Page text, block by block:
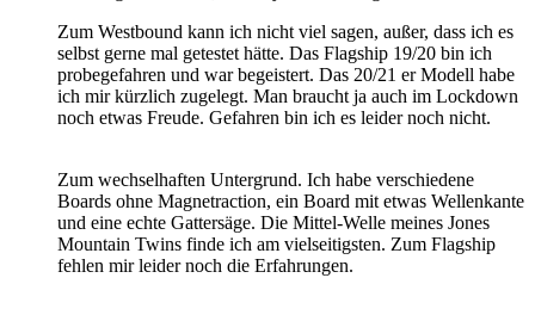
Zum Westbound kann ich nicht viel sagen, außer, dass ich es
selbst gerne mal getestet hätte. Das Flagship 19/20 bin ich
probegefahren und war begeistert. Das 20/21 er Modell habe
ich mir kürzlich zugelegt. Man braucht ja auch im Lockdown
noch etwas Freude. Gefahren bin ich es leider noch nicht.
Zum wechselhaften Untergrund. Ich habe verschiedene
Boards ohne Magnetraction, ein Board mit etwas Wellenkante
und eine echte Gattersäge. Die Mittel-Welle meines Jones
Mountain Twins finde ich am vielseitigsten. Zum Flagship
fehlen mir leider noch die Erfahrungen.